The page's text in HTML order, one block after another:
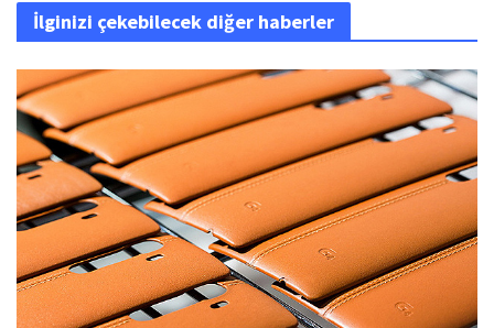
İlginizi çekebilecek diğer haberler